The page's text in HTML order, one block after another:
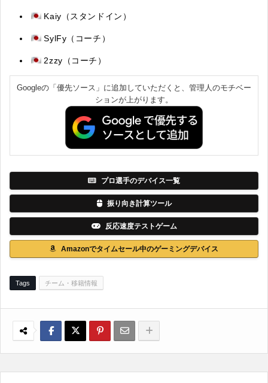
Kaiy（スタンドイン）
SylFy（コーチ）
2zzy（コーチ）
Googleの「優先ソース」に追加していただくと、管理人のモチベー
ションが上がります。
プロ選手のデバイス一覧
振り向き計算ツール
反応速度テストゲーム
Amazonでタイムセール中のゲーミングデバイス
Tags チーム・移籍情報